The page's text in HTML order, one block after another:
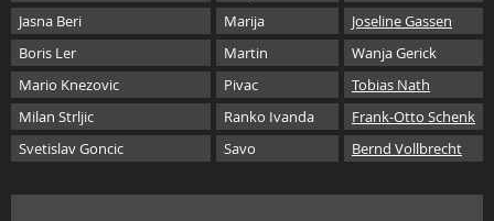
Jasna Beri
Marija
Joseline Gassen
Boris Ler
Martin
Wanja Gerick
Mario Knezovic
Pivac
Tobias Nath
Milan Strljic
Ranko Ivanda
Frank-Otto Schenk
Svetislav Goncic
Savo Bernd Vollbrecht